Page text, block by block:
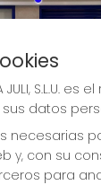
JULI, S.L.U.
datos
necesarias
y, con su
para